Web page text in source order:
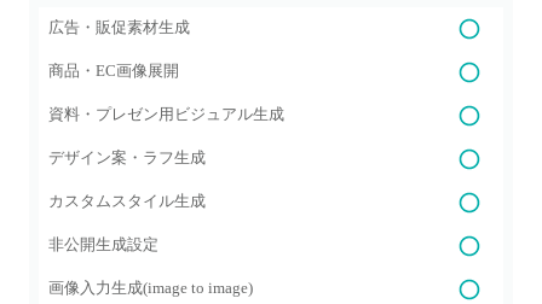
広告・販促素材生成
商品・EC画像展開
資料・プレゼン用ビジュアル生成
デザイン案・ラフ生成
カスタムスタイル生成
非公開生成設定
画像入力生成(image to image)